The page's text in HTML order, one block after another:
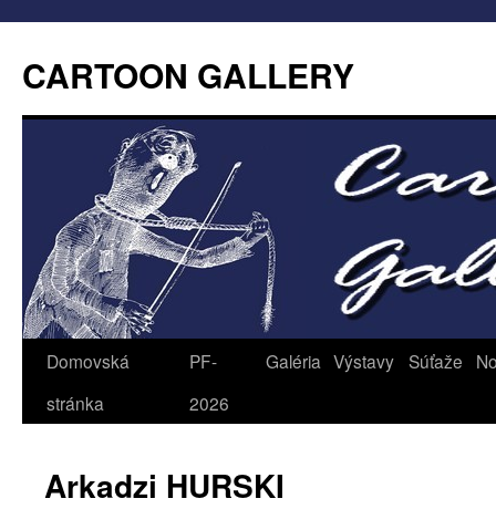
CARTOON GALLERY
Domovská
stránka
PF-
2026
Galéria Výstavy Súťaže
Arkadzi HURSKI